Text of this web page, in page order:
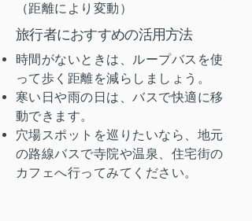
（距離により変動）
​旅行者におすすめの活用方法
時間がないときは、ループバスを使
って歩く距離を減らしましょう。
寒い日や雨の日は、バスで快適に移
動できます。
穴場スポットを巡りたいなら、地元
の路線バスで寺院や温泉、住宅街の
カフェへ行ってみてください。